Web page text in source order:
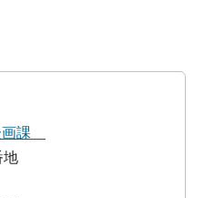
画課
地